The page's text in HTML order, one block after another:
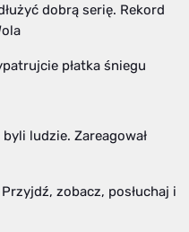
dobrą serię. Rekord
płatka śniegu
ludzie. Zareagował
zobacz, posłuchaj i